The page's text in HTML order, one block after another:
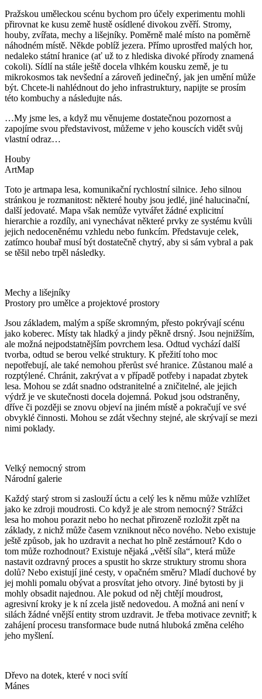
Pražskou uměleckou scénu bychom pro účely experimentu mohli
přirovnat ke kusu země hustě osídlené divokou zvěří. Stromy,
houby, zvířata, mechy a lišejníky. Poměrně malé místo na poměrně
náhodném místě. Někde poblíž jezera. Přímo uprostřed malých hor,
nedaleko státní hranice (ať už to z hlediska divoké přírody znamená
cokoli). Sídlí na stále ještě docela vlhkém kousku země, je tu
mikrokosmos tak nevšední a zároveň jedinečný, jak jen umění může
být. Chcete-li nahlédnout do jeho infrastruktury, napijte se prosím
této kombuchy a následujte nás.
…My jsme les, a když mu věnujeme dostatečnou pozornost a
zapojíme svou představivost, můžeme v jeho kouscích vidět svůj
vlastní odraz…
Houby
ArtMap
Toto je artmapa lesa, komunikační rychlostní silnice. Jeho silnou
stránkou je rozmanitost: některé houby jsou jedlé, jiné halucinační,
další jedovaté. Mapa však nemůže vytvářet žádné explicitní
hierarchie a rozdíly, ani vynechávat některé prvky ze systému kvůli
jejich nedoceněnému vzhledu nebo funkcím. Představuje celek,
zatímco houbař musí být dostatečně chytrý, aby si sám vybral a pak
se těšil nebo trpěl následky.
Mechy a lišejníky
Prostory pro umělce a projektové prostory
Jsou základem, malým a spíše skromným, přesto pokrývají scénu
jako koberec. Místy tak hladký a jindy pěkně drsný. Jsou nejnižším,
ale možná nejpodstatnějším povrchem lesa. Odtud vychází další
tvorba, odtud se berou velké struktury. K přežití toho moc
nepotřebují, ale také nemohou přerůst své hranice. Zůstanou malé a
rozptýlené. Chránit, zakrývat a v případě potřeby i napadat zbytek
lesa. Mohou se zdát snadno odstranitelné a zničitelné, ale jejich
výdrž je ve skutečnosti docela dojemná. Pokud jsou odstraněny,
dříve či později se znovu objeví na jiném místě a pokračují ve své
obvyklé činnosti. Mohou se zdát všechny stejné, ale skrývají se mezi
nimi poklady.
Velký nemocný strom
Národní galerie
Každý starý strom si zaslouží úctu a celý les k němu může vzhlížet
jako ke zdroji moudrosti. Co když je ale strom nemocný? Strážci
lesa ho mohou porazit nebo ho nechat přirozeně rozložit zpět na
základy, z nichž může časem vzniknout něco nového. Nebo existuje
ještě způsob, jak ho uzdravit a nechat ho plně zestárnout? Kdo o
tom může rozhodnout? Existuje nějaká „větší síla“, která může
nastavit ozdravný proces a spustit ho skrze struktury stromu shora
dolů? Nebo existují jiné cesty, v opačném směru? Mladí duchové by
jej mohli pomalu obývat a prosvítat jeho otvory. Jiné bytosti by ji
mohly obsadit najednou. Ale pokud od něj chtějí moudrost,
agresivní kroky je k ní zcela jistě nedovedou. A možná ani není v
silách žádné vnější entity strom uzdravit. Je třeba motivace zevnitř; k
zahájení procesu transformace bude nutná hluboká změna celého
jeho myšlení.
Dřevo na dotek, které v noci svítí
Mánes